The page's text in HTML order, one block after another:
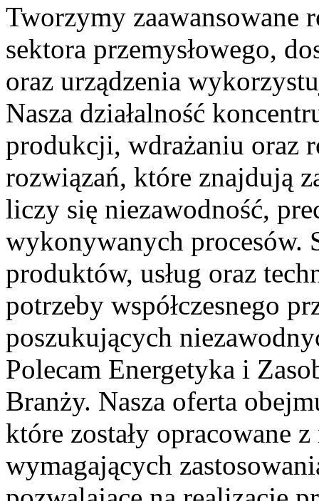
Tworzymy zaawansowane
sektora przemysłowego,
oraz urządzenia
Nasza działalność
produkcji, wdrażaniu oraz
rozwiązań, które znajdują
liczy się niezawodność,
wykonywanych procesów.
produktów, usług oraz
potrzeby współczesnego
poszukujących
Polecam Energetyka i
Branży. Nasza oferta
które zostały opracowane
wymagających